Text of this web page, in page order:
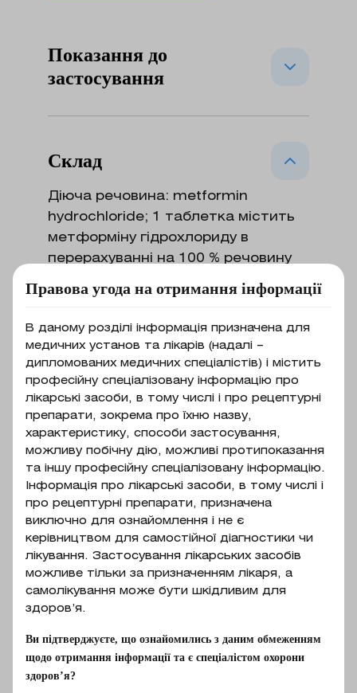
Показання до
застосування
режиму фізичних навантажень,
особливо у хворих з надлишковою
масою тіла: – як монотерапія або у
складі комбінованої терапії сумісно
з іншими пероральними
сумісно з інсуліном для лікування
складі комбінованої терапії з
інсуліном для лікування дітей віком
від 10 років та підлітків. Для
зменшення ускладнень цукрового
діабету у дорослих пацієнтів з
цукровим діабетом 2-го типу і
надлишковою масою тіла як
препарат першої лінії після
неефективної дієтотерапії.
Склад
Діюча речовина: metformin
hydrochloride; 1 таблетка містить
метформіну гідрохлориду в
перерахуванні на 100 % речовину
допоміжні речовини: таблетки по
500 мг або 850 мг: натрію
крохмальгліколят (тип А), повідон,
крохмаль кукурудзяний, магнію
стеарат, кремнію діоксид
колоїдний безводний; cклад
плівкової оболонки: гіпромелоза,
поліетиленгліколь 6000, тальк,
титану діоксид (Е171),
пропіленгліколь; таблетки по 1000
мг: повідон, магнію стеарат; cклад
плівкової оболонки: гіпромелоза,
поліетиленгліколь 6000,
поліетиленгліколь 400.
Фармакотерапевтична
група
Правова угода на отримання інформації
В даному розділі інформація призначена для
медичних установ та лікарів (надалі –
дипломованих медичних спеціалістів) і містить
професійну спеціалізовану інформацію про
лікарські засоби, в тому числі і про рецептурні
препарати, зокрема про їхню назву,
характеристику, способи застосування,
можливу побічну дію, можливі протипоказання
та іншу професійну спеціалізовану інформацію.
Інформація про лікарські засоби, в тому числі і
про рецептурні препарати, призначена
виключно для ознайомлення і не є
керівництвом для самостійної діагностики чи
лікування. Застосування лікарських засобів
можливе тільки за призначенням лікаря, а
самолікування може бути шкідливим для
здоров’я.
Ви підтверджуєте, що ознайомились з даним обмеженням
щодо отримання інформації та є спеціалістом охорони
здоров’я?